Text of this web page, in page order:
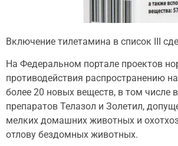
Включение тилетамина в список III
На Федеральном портале проектов
противодействия распространению
более 20 новых веществ, в том
препаратов Телазол и Золетил,
мелких домашних животных и
отлову бездомных животных.